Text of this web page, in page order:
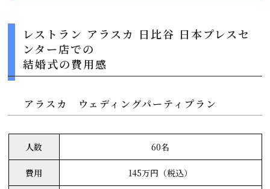
レストラン アラスカ 日比谷 日本プレスセ
ンター店での
結婚式の費用感
アラスカ ウェディングパーティプラン
人数 60名
費用 145万円（税込）